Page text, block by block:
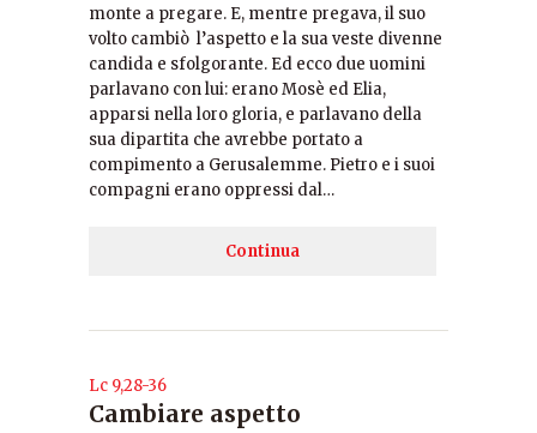
monte a pregare. E, mentre pregava, il suo
volto cambiò l’aspetto e la sua veste divenne
candida e sfolgorante. Ed ecco due uomini
parlavano con lui: erano Mosè ed Elia,
apparsi nella loro gloria, e parlavano della
sua dipartita che avrebbe portato a
compimento a Gerusalemme. Pietro e i suoi
compagni erano oppressi dal…
Continua
Lc 9,28-36
Cambiare aspetto